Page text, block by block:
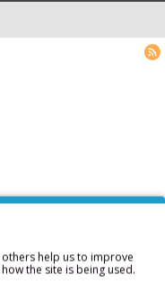
help us to improve
the site is being used.